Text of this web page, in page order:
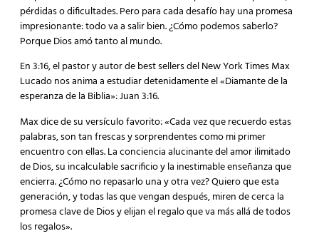
pérdidas o dificultades. Pero para cada desafío hay una promesa
impresionante: todo va a salir bien. ¿Cómo podemos saberlo?
Porque Dios amó tanto al mundo.
En 3:16, el pastor y autor de best sellers del New York Times Max
Lucado nos anima a estudiar detenidamente el «Diamante de la
esperanza de la Biblia»: Juan 3:16.
Max dice de su versículo favorito: «Cada vez que recuerdo estas
palabras, son tan frescas y sorprendentes como mi primer
encuentro con ellas. La conciencia alucinante del amor ilimitado
de Dios, su incalculable sacrificio y la inestimable enseñanza que
encierra. ¿Cómo no repasarlo una y otra vez? Quiero que esta
generación, y todas las que vengan después, miren de cerca la
promesa clave de Dios y elijan el regalo que va más allá de todos
los regalos».